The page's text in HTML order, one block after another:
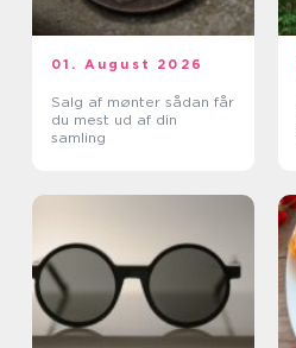
01. August 2026
Salg af mønter sådan får
du mest ud af din
samling